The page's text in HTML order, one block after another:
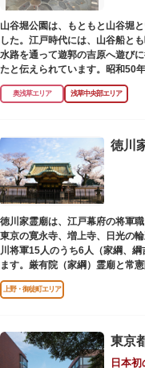
山谷堀公園は、もともと山谷堀
した。江戸時代には、山谷船と
水路を通って遊郭の吉原へ遊び
たと伝えられています。昭和50
られて暗渠となり、細長い公園
は、猪牙舟についての説明板も設
奥浅草エリア 浅草中央部エリア
徳川
徳川家霊廟は、江戸幕府の将軍
東京の寛永寺、増上寺、日光の
川将軍15人のうち6人（家綱、
ます。厳有院（家綱）霊廟と常
（1945）の空襲で大部分を焼失
上野・御徒町エリア
東京
日本